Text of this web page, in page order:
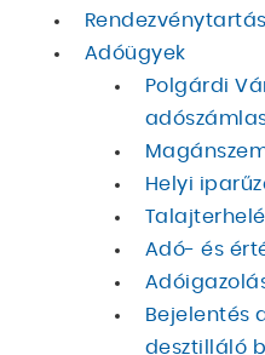
Adóügyek
Polgárdi
Helyi
Adó- és
Bejelentés
desztilláló